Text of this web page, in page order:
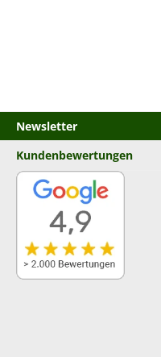
Newsletter
Kundenbewertungen